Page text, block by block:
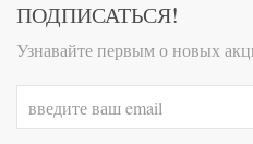
Производитель
АльВиТек
ПОДПИСАТЬСЯ!
Узнавайте первым о новых